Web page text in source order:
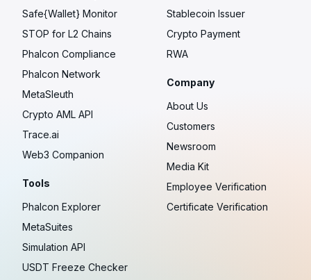
Safe{Wallet} Monitor
STOP for L2 Chains
Phalcon Compliance
Phalcon Network
MetaSleuth
Crypto AML API
Trace.ai
Web3 Companion
Tools
Phalcon Explorer
MetaSuites
Simulation API
USDT Freeze Checker
Stablecoin Issuer
Crypto Payment
RWA
Company
About Us
Customers
Newsroom
Media Kit
Employee Verification
Certificate Verification